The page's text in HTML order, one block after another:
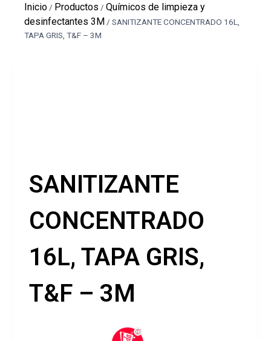
Inicio / Productos / Químicos de limpieza y
desinfectantes 3M / SANITIZANTE CONCENTRADO 16L,
TAPA GRIS, T&F – 3M
SANITIZANTE
CONCENTRADO
16L, TAPA GRIS,
T&F – 3M